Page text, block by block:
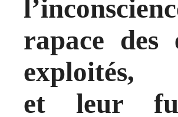
rapace des
exploités,
et leur